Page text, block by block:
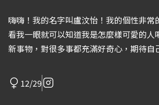
嗨嗨！我的名字叫盧汶怡！我的個性非常
看我一眼就可以知道我是怎麼樣可愛的人
新事物，對很多事都充滿好奇心，期待自
12/29